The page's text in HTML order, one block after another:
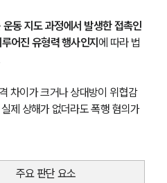
운동 지도 과정에서 발생한 접촉인
어진 유형력 행사인지에 따라 법
차이가 크거나 상대방이 위협감
제 상해가 없더라도 폭행 혐의가
주요 판단 요소